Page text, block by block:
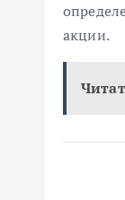
акции.